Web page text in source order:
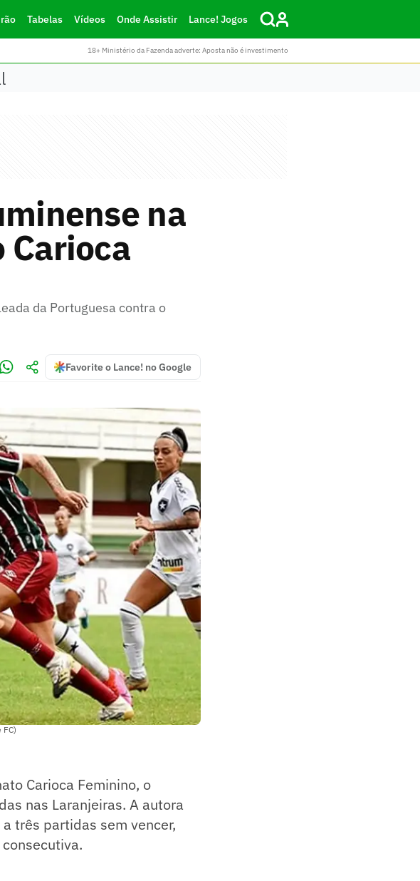
Tabelas Vídeos Onde Assistir Lance! Jogos
18+ Ministério da Fazenda adverte: Aposta não é investimento
na
da Portuguesa contra o
Favorite o Lance! no Google
Carioca Feminino, o
nas Laranjeiras. A autora
três partidas sem vencer,